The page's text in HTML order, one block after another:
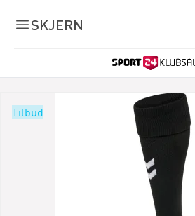
SKJERN
Tilbud